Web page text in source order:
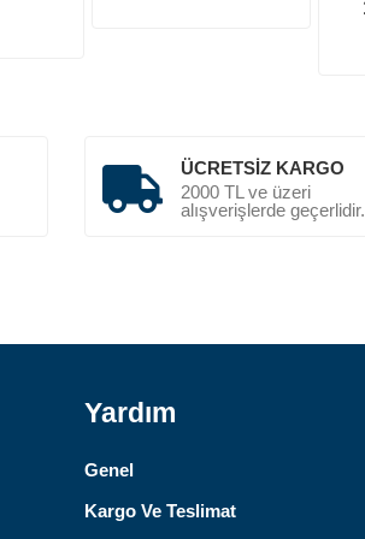
ÜCRETSIZ KARGO
2000 TL ve üzeri
alışverişlerde geçerlidir.
Yardım
Genel
Kargo Ve Teslimat